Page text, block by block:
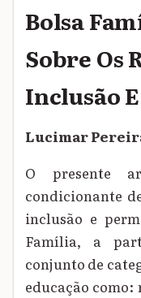
Bolsa
Sobre Os
Inclusão
Lucimar
O presente
condicionante
inclusão e
Família, a
conjunto de
educação